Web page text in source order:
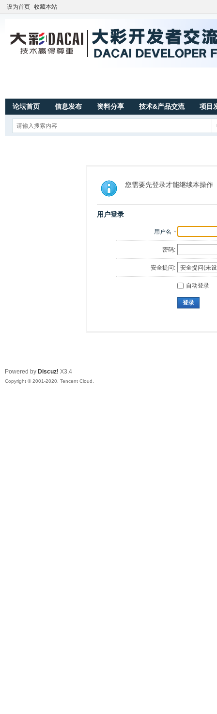
设为首页 收藏本站
论坛首页 信息发布 资料分享 技术&产品交流 项目
您需要先登录才能继续本操作
用户登录
用户名
密码:
安全提问:
自动登录
登录
Powered by Discuz! X3.4
Copyright © 2001-2020, Tencent Cloud.